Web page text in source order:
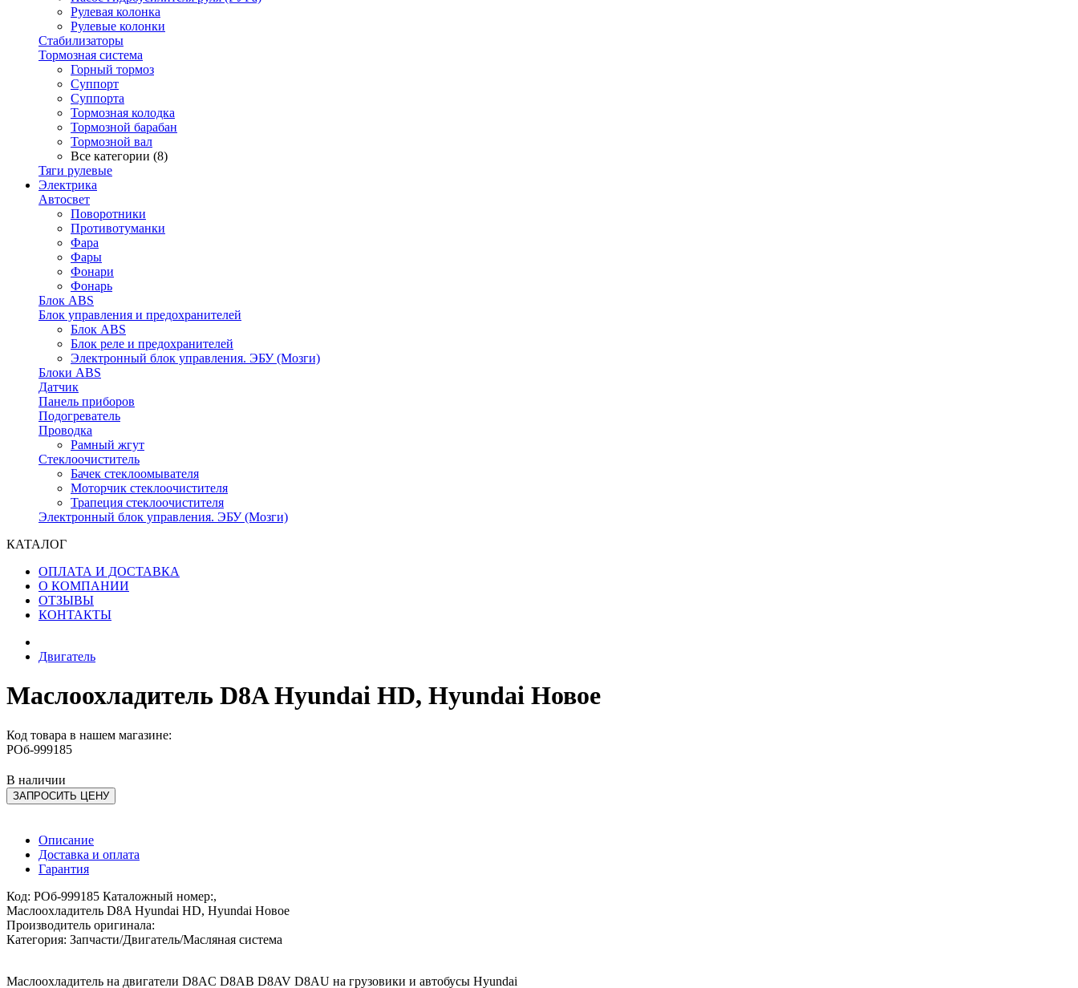
Рулевая колонка
Рулевые колонки
Стабилизаторы
Тормозная система
Горный тормоз
Суппорт
Суппорта
Тормозная колодка
Тормозной барабан
Тормозной вал
Все категории (8)
Тяги рулевые
Электрика
Автосвет
Поворотники
Противотуманки
Фара
Фары
Фонари
Фонарь
Блок ABS
Блок управления и предохранителей
Блок ABS
Блок реле и предохранителей
Электронный блок управления. ЭБУ (Мозги)
Блоки ABS
Датчик
Панель приборов
Подогреватель
Проводка
Рамный жгут
Стеклоочиститель
Бачек стеклоомывателя
Моторчик стеклоочистителя
Трапеция стеклоочистителя
Электронный блок управления. ЭБУ (Мозги)
КАТАЛОГ
ОПЛАТА И ДОСТАВКА
О КОМПАНИИ
ОТЗЫВЫ
КОНТАКТЫ
Двигатель
Маслоохладитель D8A Hyundai HD, Hyundai Новое
Код товара в нашем магазине:
РОб-999185
В наличии
ЗАПРОСИТЬ ЦЕНУ
Описание
Доставка и оплата
Гарантия
Код: РОб-999185 Каталожный номер:,
Маслоохладитель D8A Hyundai HD, Hyundai Новое
Производитель оригинала:
Категория: Запчасти/Двигатель/Масляная система
Маслоохладитель на двигатели D8AC D8AB D8AV D8AU на грузовики и автобусы Hyundai